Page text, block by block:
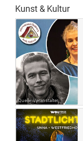
Kunst & Kultur
Quelle: Veranstalter